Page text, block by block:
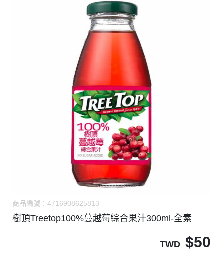
商品編號： 4716908625813
樹頂Treetop100%蔓越莓綜合果汁300ml-全素
TWD $50